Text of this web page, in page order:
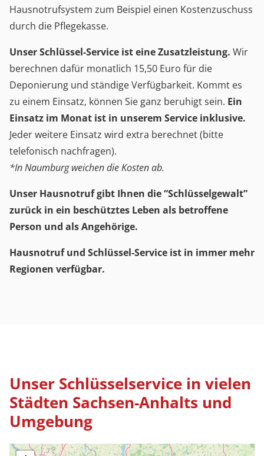
Hausnotrufsystem zum Beispiel einen Kostenzuschuss
durch die Pflegekasse.
Unser Schlüssel-Service ist eine Zusatzleistung. Wir
berechnen dafür monatlich 15,50 Euro für die
Deponierung und ständige Verfügbarkeit. Kommt es
zu einem Einsatz, können Sie ganz beruhigt sein. Ein
Einsatz im Monat ist in unserem Service inklusive.
Jeder weitere Einsatz wird extra berechnet (bitte
telefonisch nachfragen).
*In Naumburg weichen die Kosten ab.
Unser Hausnotruf gibt Ihnen die “Schlüsselgewalt”
zurück in ein beschütztes Leben als betroffene
Person und als Angehörige.
Hausnotruf und Schlüssel-Service ist in immer mehr
Regionen verfügbar.
Unser Schlüsselservice in vielen
Städten Sachsen-Anhalts und
Umgebung